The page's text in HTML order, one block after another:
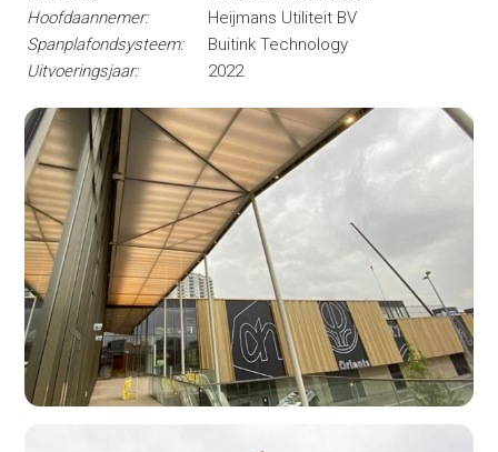
Hoofdaannemer:
Heijmans Utiliteit BV
Spanplafondsysteem:
Buitink Technology
Uitvoeringsjaar:
2022